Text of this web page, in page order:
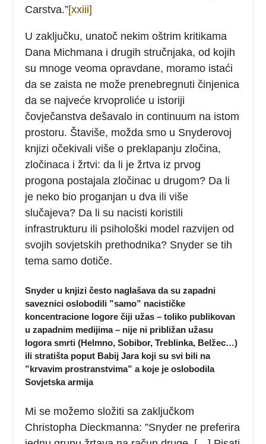
Carstva.”[xxiii]
U zaključku, unatoč nekim oštrim kritikama
Dana Michmana i drugih stručnjaka, od kojih
su mnoge veoma opravdane, moramo istaći
da se zaista ne može prenebregnuti činjenica
da se najveće krvoproliće u istoriji
čovječanstva dešavalo in continuum na istom
prostoru. Štaviše, možda smo u Snyderovoj
knjizi očekivali više o preklapanju zločina,
zločinaca i žrtvi: da li je žrtva iz prvog
progona postajala zločinac u drugom? Da li
je neko bio proganjan u dva ili više
slučajeva? Da li su nacisti koristili
infrastrukturu ili psihološki model razvijen od
svojih sovjetskih prethodnika? Snyder se tih
tema samo dotiče.
Snyder u knjizi često naglašava da su zapadni
saveznici oslobodili ”samo” nacističke
koncentracione logore čiji užas – toliko publikovan
u zapadnim medijima – nije ni približan užasu
logora smrti (Helmno, Sobibor, Treblinka, Belžec…)
ili stratišta poput Babij Jara koji su svi bili na
”krvavim prostranstvima” a koje je oslobodila
Sovjetska armija
Mi se možemo složiti sa zaključkom
Christopha Dieckmanna: ”Snyder ne preferira